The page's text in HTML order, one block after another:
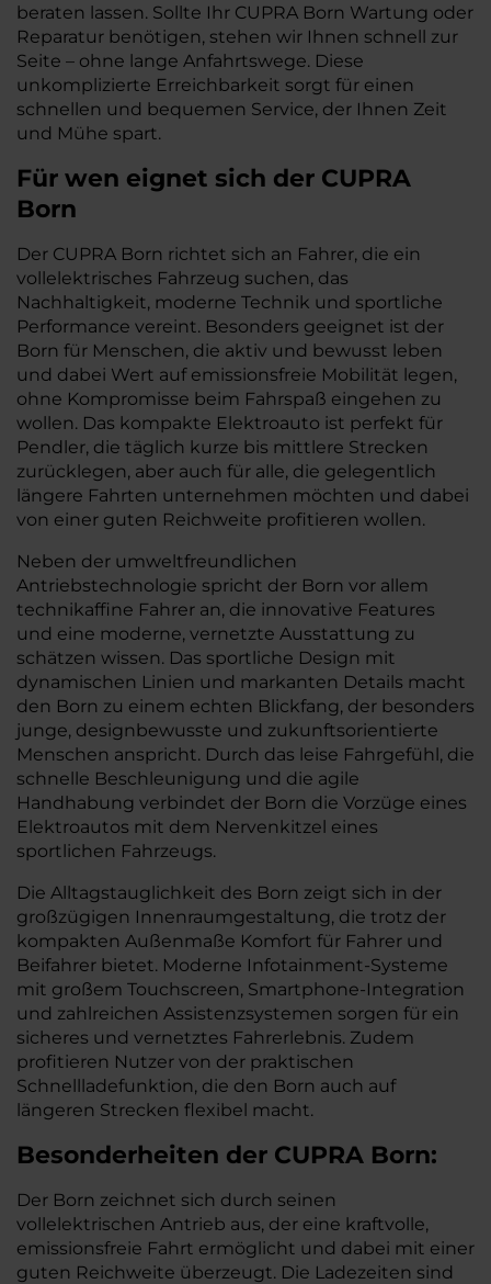
beraten lassen. Sollte Ihr CUPRA Born Wartung oder
Reparatur benötigen, stehen wir Ihnen schnell zur
Seite – ohne lange Anfahrtswege. Diese
unkomplizierte Erreichbarkeit sorgt für einen
schnellen und bequemen Service, der Ihnen Zeit
und Mühe spart.
Für wen eignet sich der CUPRA
Born
Der CUPRA Born richtet sich an Fahrer, die ein
vollelektrisches Fahrzeug suchen, das
Nachhaltigkeit, moderne Technik und sportliche
Performance vereint. Besonders geeignet ist der
Born für Menschen, die aktiv und bewusst leben
und dabei Wert auf emissionsfreie Mobilität legen,
ohne Kompromisse beim Fahrspaß eingehen zu
wollen. Das kompakte Elektroauto ist perfekt für
Pendler, die täglich kurze bis mittlere Strecken
zurücklegen, aber auch für alle, die gelegentlich
längere Fahrten unternehmen möchten und dabei
von einer guten Reichweite profitieren wollen.
Neben der umweltfreundlichen
Antriebstechnologie spricht der Born vor allem
technikaffine Fahrer an, die innovative Features
und eine moderne, vernetzte Ausstattung zu
schätzen wissen. Das sportliche Design mit
dynamischen Linien und markanten Details macht
den Born zu einem echten Blickfang, der besonders
junge, designbewusste und zukunftsorientierte
Menschen anspricht. Durch das leise Fahrgefühl, die
schnelle Beschleunigung und die agile
Handhabung verbindet der Born die Vorzüge eines
Elektroautos mit dem Nervenkitzel eines
sportlichen Fahrzeugs.
Die Alltagstauglichkeit des Born zeigt sich in der
großzügigen Innenraumgestaltung, die trotz der
kompakten Außenmaße Komfort für Fahrer und
Beifahrer bietet. Moderne Infotainment-Systeme
mit großem Touchscreen, Smartphone-Integration
und zahlreichen Assistenzsystemen sorgen für ein
sicheres und vernetztes Fahrerlebnis. Zudem
profitieren Nutzer von der praktischen
Schnellladefunktion, die den Born auch auf
längeren Strecken flexibel macht.
Besonderheiten der CUPRA Born:
Der Born zeichnet sich durch seinen
vollelektrischen Antrieb aus, der eine kraftvolle,
emissionsfreie Fahrt ermöglicht und dabei mit einer
guten Reichweite überzeugt. Die Ladezeiten sind